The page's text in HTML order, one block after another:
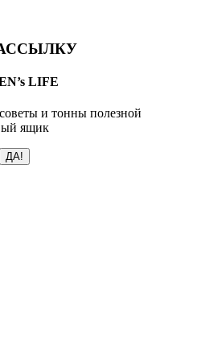
LIFE
и тонны полезной
ящик
ДА!